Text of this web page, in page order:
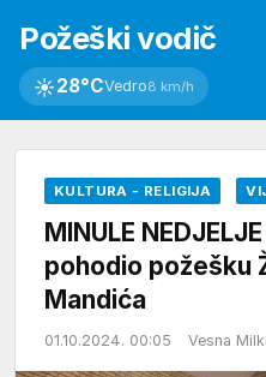
Požeški vodič
☀28°CVedro8 km/h
KULTURA - RELIGIJA
MINULE
pohodio požešku
Mandića
01.10.2024. 00:05 Vesna